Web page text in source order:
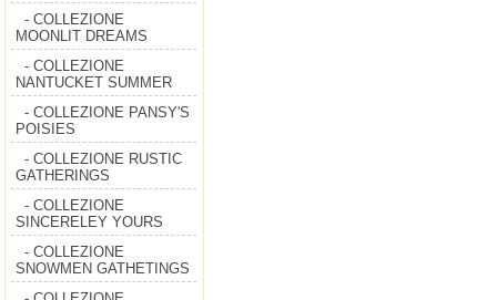
- COLLEZIONE
MOONLIT DREAMS
- COLLEZIONE
NANTUCKET SUMMER
- COLLEZIONE PANSY'S
POISIES
- COLLEZIONE RUSTIC
GATHERINGS
- COLLEZIONE
SINCERELEY YOURS
- COLLEZIONE
SNOWMEN GATHETINGS